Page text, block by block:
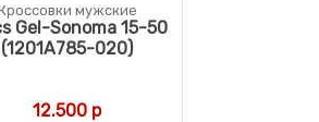
мужские
Gel-Sonoma 15-50
(1201A785-020)
12.500 р